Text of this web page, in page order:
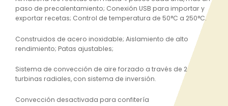
paso de precalentamiento; Conexión USB para importar y
exportar recetas; Control de temperatura de 50°C a 250°C.
Construidos de acero inoxidable; Aislamiento de alto
rendimiento; Patas ajustables;
Sistema de convección de aire forzado a través de 2
turbinas radiales, con sistema de inversión.
Convección desactivada para confitería